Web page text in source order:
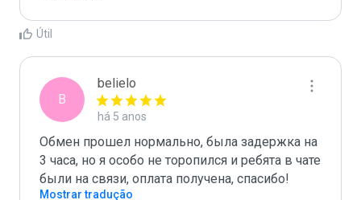
Útil
B
belielo
há 5 anos
Обмен прошел нормально, была задержка на
3 часа, но я особо не торопился и ребята в чате
были на связи, оплата получена, спасибо!
Mostrar tradução